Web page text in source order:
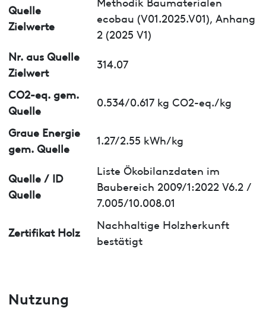
Quelle
Zielwerte
ecobau (V01.2025.V01), Anhang
2 (2025 V1)
Nr. aus Quelle
Zielwert
314.07
CO2-eq. gem.
Quelle
0.534/0.617 kg CO2-eq./kg
Graue Energie
gem. Quelle
1.27/2.55 kWh/kg
Quelle / ID
Quelle
Liste Ökobilanzdaten im
Baubereich 2009/1:2022 V6.2 /
7.005/10.008.01
Zertifikat Holz
Nachhaltige Holzherkunft
bestätigt
Nutzung